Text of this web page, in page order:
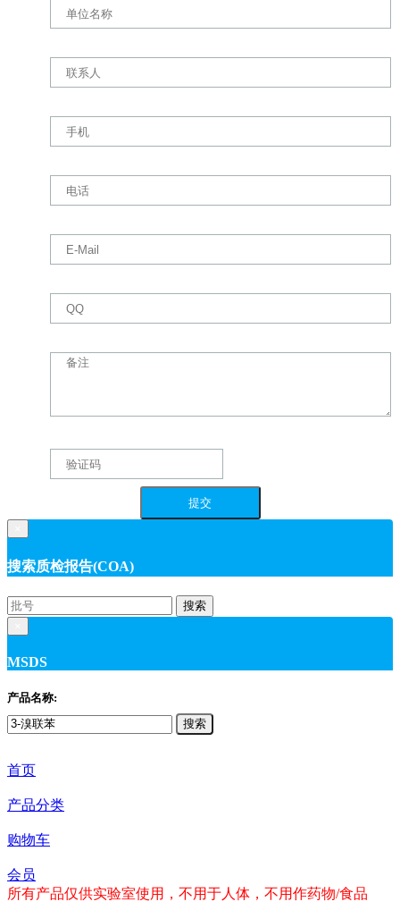
搜索质检报告(COA)
搜索
MSDS
产品名称:
搜索
首页
产品分类
购物车
会员
所有产品仅供实验室使用，不用于人体，不用作药物/食品